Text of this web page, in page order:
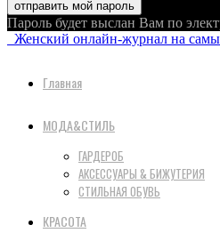
Пароль будет выслан Вам по
Женский онлайн-журнал на
Главная
МОДА&СТИЛЬ
ГАРДЕРОБ
АКСЕССУАРЫ & БИЖУТЕРИЯ
СТИЛЬНАЯ ОБУВЬ
КРАСОТА